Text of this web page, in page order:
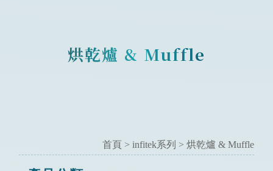
烘乾爐 & Muffle
首頁> infitek系列 > 烘乾爐 & Muffle